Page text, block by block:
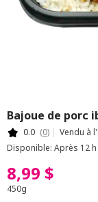
Bajoue de porc
0.0 (0) Vendu à
Disponible: Après 12 h
8,99 $
450g